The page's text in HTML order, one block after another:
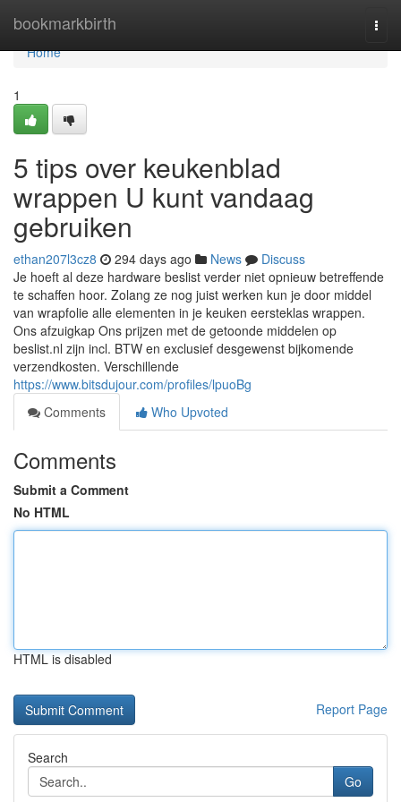
bookmarkbirth
Home
Home
1
5 tips over keukenblad
wrappen U kunt vandaag
gebruiken
ethan207l3cz8 294 days ago News
Discuss
Je hoeft al deze hardware beslist verder niet opnieuw betreffende
te schaffen hoor. Zolang ze nog juist werken kun je door middel
van wrapfolie alle elementen in je keuken eersteklas wrappen.
Ons afzuigkap Ons prijzen met de getoonde middelen op
beslist.nl zijn incl. BTW en exclusief desgewenst bijkomende
verzendkosten. Verschillende
https://www.bitsdujour.com/profiles/lpuoBg
Comments
Who Upvoted
Comments
Submit a Comment
No HTML
HTML is disabled
Report Page
Search
Go